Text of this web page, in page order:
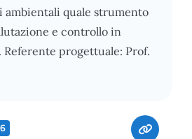
ambientali quale strumento
e controllo in
Referente progettuale: Prof.